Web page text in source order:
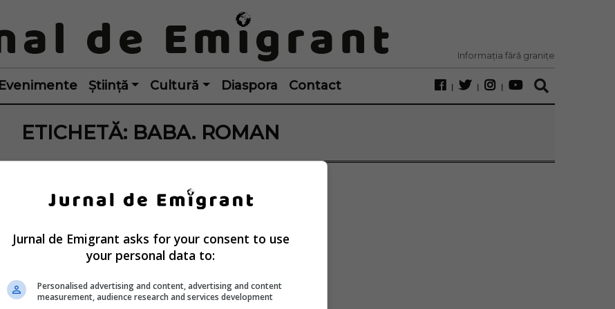
Informația fără granițe
Evenimente Știință Cultură Diaspora Contact
ETICHETĂ: BABA. ROMAN
Jurnal de Emigrant asks for your consent to use
your personal data to:
Personalised advertising and content, advertising and content
measurement, audience research and services development